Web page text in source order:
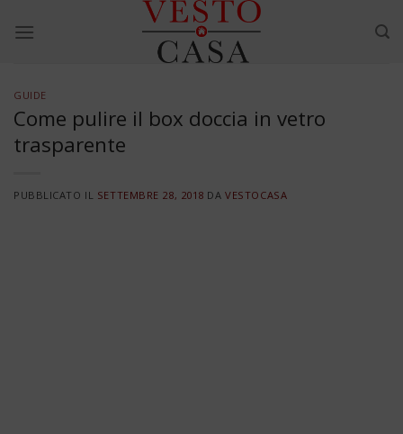
GUIDE
Come pulire il box doccia in vetro
trasparente
PUBBLICATO IL SETTEMBRE 28, 2018 DAVESTOCASA